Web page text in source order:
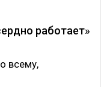
работает»
всему,